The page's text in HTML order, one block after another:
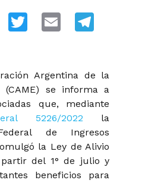
FacebookTwitter Email
Argentina de la
(CAME) se informa a
que, mediante
5226/2022 la
de Ingresos
la Ley de Alivio
del 1° de julio y
beneficios para